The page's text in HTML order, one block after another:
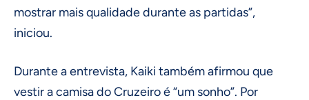
mostrar mais qualidade durante as partidas”,
iniciou.
Durante a entrevista, Kaiki também afirmou que
vestir a camisa do Cruzeiro é “um sonho”. Por